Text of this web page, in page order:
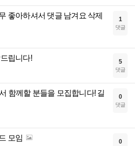
좋아하셔서 댓글 남겨요 삭제
1
댓글
립니다! 5
댓글
함께할 분들을 모집합니다! 길
0
댓글
모임 0